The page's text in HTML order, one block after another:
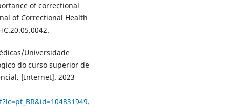
of correctional
of Correctional Health
Universidade
do curso superior de
[Internet]. 2023
.